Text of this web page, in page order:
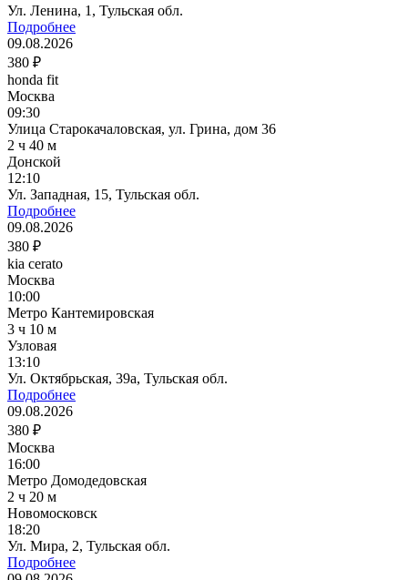
Ул. Ленина, 1, Тульская обл.
Подробнее
09.08.2026
380 ₽
honda fit
Москва
09:30
Улица Старокачаловская, ул. Грина, дом 36
2 ч 40 м
Донской
12:10
Ул. Западная, 15, Тульская обл.
Подробнее
09.08.2026
380 ₽
kia cerato
Москва
10:00
Метро Кантемировская
3 ч 10 м
Узловая
13:10
Ул. Октябрьская, 39а, Тульская обл.
Подробнее
09.08.2026
380 ₽
Москва
16:00
Метро Домодедовская
2 ч 20 м
Новомосковск
18:20
Ул. Мира, 2, Тульская обл.
Подробнее